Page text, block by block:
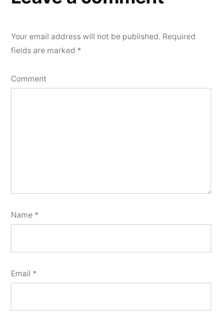
Your email address will not be published. Required
fields are marked *
Comment
Name *
Email *